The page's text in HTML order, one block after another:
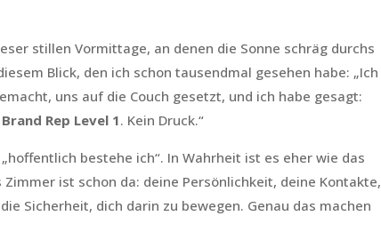
stillen Vormittage, an denen die Sonne schräg durchs
Blick, den ich schon tausendmal gesehen habe: „Ich
uns auf die Couch gesetzt, und ich habe gesagt:
Brand Rep Level 1. Kein Druck.“
bestehe ich“. In Wahrheit ist es eher wie das
ist schon da: deine Persönlichkeit, deine Kontakte,
Sicherheit, dich darin zu bewegen. Genau das machen